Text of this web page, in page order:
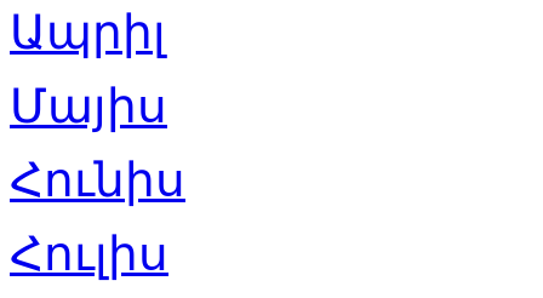
Ապրիլ
Մայիս
Հունիս
Հուլիս